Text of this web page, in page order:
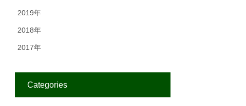
2019年
2018年
2017年
Categories